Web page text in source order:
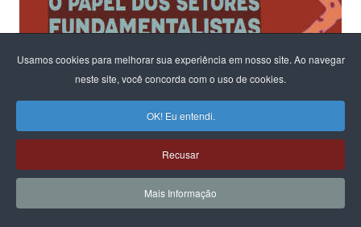
Usamos cookies para melhorar sua experiência em nosso site. Ao navegar
neste site, você concorda com o uso de cookies.
OK! Eu entendi.
Recusar
Mais Informação